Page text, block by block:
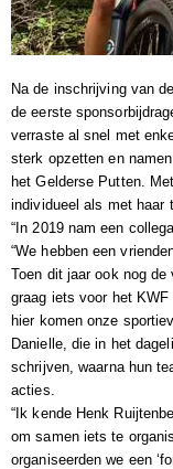
Na de inschrijving van
de eerste
verraste al snel met
sterk opzetten en
het Gelderse Putten.
individueel als met haar
“In 2019 nam een
“We hebben een
Toen dit jaar ook nog
graag iets voor het
hier komen onze
Danielle, die in het
schrijven, waarna hun
acties.
“Ik kende Henk
om samen iets te
organiseerden we een